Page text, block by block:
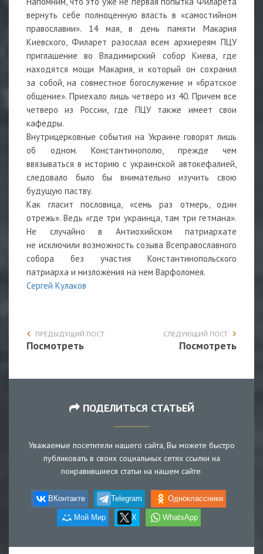
вернуть себе полноценную власть в «самостийном
православии». 14 мая, в день памяти Макария
Киевского, Филарет разослал всем архиереям ПЦУ
приглашение во Владимирский собор Киева, где
находятся мощи Макария, и который он сохранил
за собой, на совместное богослужение и «братское
общение». Приехало лишь четверо из 40. Причем все
четверо из России, где ПЦУ также имеет свои
кафедры.
Внутрицерковные события на Украине говорят лишь
об одном. Константинополю, прежде чем
ввязываться в историю с украинской автокефалией,
следовало было бы внимательно изучить свою
будущую паству.
Как гласит пословица, «семь раз отмерь, один
отрежь». Ведь «где три украинца, там три гетмана».
Не случайно в Антиохийском патриархате
не исключили возможность созыва Всеправославного
собора без участия Константинопольского
патриарха и низложения на нем Варфоломея.
Сергей Кулаков
ПРЕДЫДУЩИЙ ПОСТ
Посмотреть
СЛЕДУЮЩИЙ ПОСТ
Посмотреть
ПОДЕЛИТЬСЯ СТАТЬЕЙ
Уважаемые посетители нашего сайта, Вы можете быстро
публиковать в своих социальных сетях ссылки на
понравившиеся статьи на нашем сайте.
ВКонтакте Telegram Одноклассники
Мой Мир X WhatsApp